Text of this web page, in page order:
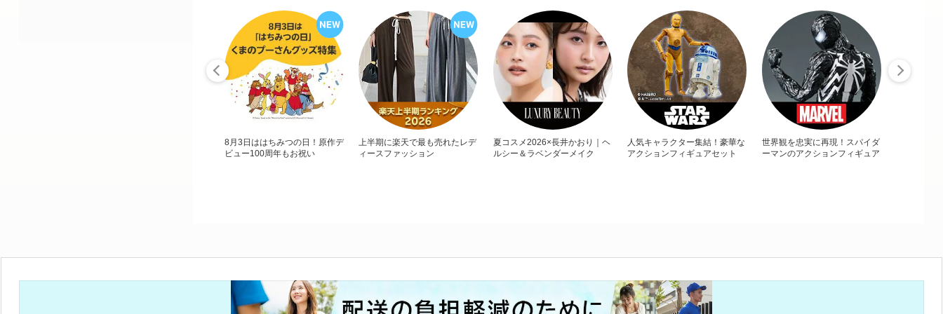
8月3日ははちみつの日！原作デ
ビュー100周年もお祝い
上半期に楽天で最も売れたレデ
ィースファッション
夏コスメ2026×長井かおり｜ヘ
ルシー＆ラベンダーメイク
人気キャラクター集結！豪華な
アクションフィギュアセット
世界観を忠実に再現！スパイダ
ーマンのアクションフィギュア